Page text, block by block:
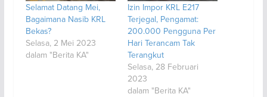
Selamat Datang Mei,
Bagaimana Nasib KRL
Bekas?
Selasa, 2 Mei 2023
dalam "Berita KA"
Izin Impor KRL E217
Terjegal, Pengamat:
200.000 Pengguna Per
Hari Terancam Tak
Terangkut
Selasa, 28 Februari
2023
dalam "Berita KA"